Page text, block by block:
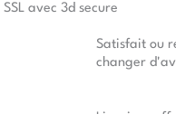
avec 3d secure
Satisfait ou
changer